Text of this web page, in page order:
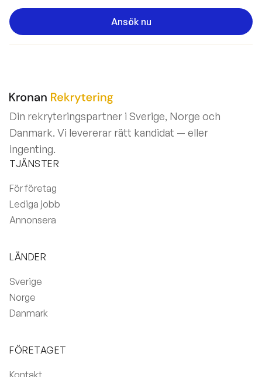
Ansök nu
Din rekryteringspartner i Sverige, Norge och
Danmark. Vi levererar rätt kandidat — eller
ingenting.
TJÄNSTER
För företag
Lediga jobb
Annonsera
LÄNDER
Sverige
Norge
Danmark
FÖRETAGET
Kontakt